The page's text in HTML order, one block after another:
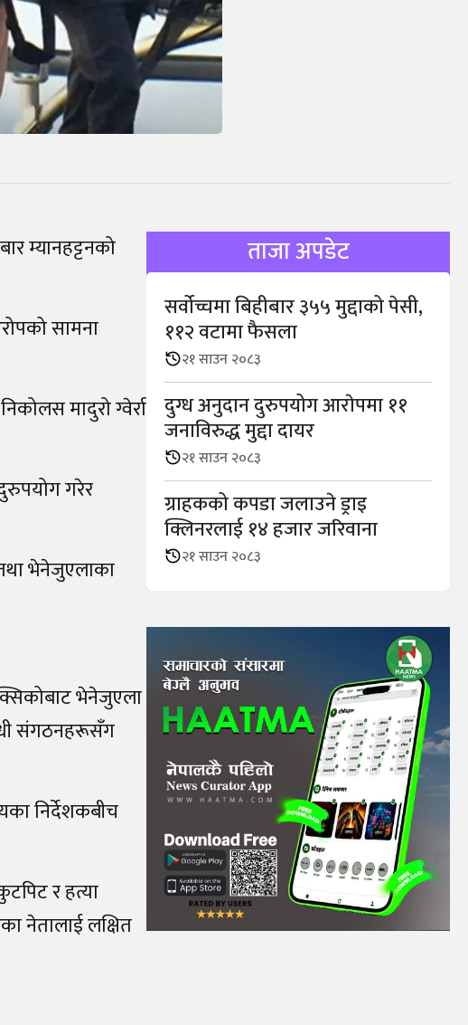
म्यानहट्टनको
सामना
मादुरो ग्वेर्रा
गरेर
भेनेजुएलाका
भेनेजुएला
संगठनहरूसँग
निर्देशकबीच
र हत्या
नेतालाई लक्षित
ताजा अपडेट
सर्वोच्चमा बिहीबार ३५५ मुद्दाको पेसी,
११२ वटामा फैसला
२१ साउन २०८३
दुग्ध अनुदान दुरुपयोग आराेपमा ११
जनाविरुद्ध मुद्दा दायर
२१ साउन २०८३
ग्राहकको कपडा जलाउने ड्राइ
क्लिनरलाई १४ हजार जरिवाना
२१ साउन २०८३